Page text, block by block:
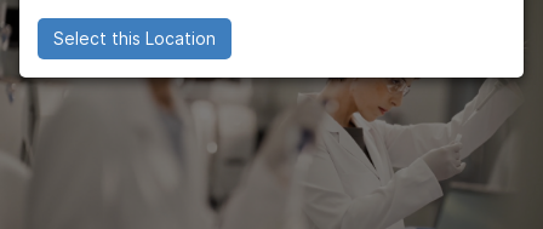
推荐内容链接
ALSO EXPLORE
微生物基因组学
复杂疾病基因组学
Select this Location